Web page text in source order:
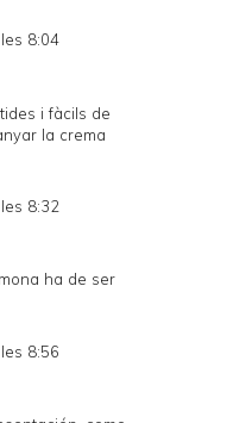
8:04
i fàcils de
la crema
8:32
ha de ser
8:56